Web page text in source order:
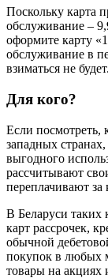
Поскольку карта
обслуживание –
оформите карту
обслуживание в
взиматься не будет.
Для кого?
Если посмотреть,
западных
выгодного
рассчитывают
переплачивают
В Беларуси таких
карт рассрочек,
обычной
покупок в любых
товары на акциях